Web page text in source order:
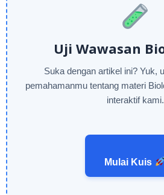
Uji Wawasan
Suka dengan artikel ini? Yuk,
pemahamanmu tentang materi
interaktif kami.
Mulai Kuis